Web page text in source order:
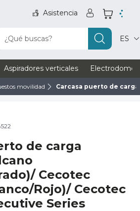
Asistencia
¿Qué buscas? ES
Aspiradores verticales
movilidad Carcasa puerto de
de carga
Cecotec
Rojo)/ Cecotec
Series